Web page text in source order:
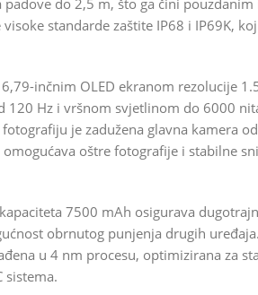
do 2,5 m, što ga čini
standarde zaštite IP68 i IP69K,
inčnim OLED ekranom rezolucije
120 Hz i vršnom svjetlinom do 6000
je zadužena glavna kamera
omogućava oštre fotografije i stabilne
7500 mAh osigurava
obrnutog punjenja drugih
u 4 nm procesu, optimizirana za
sistema.